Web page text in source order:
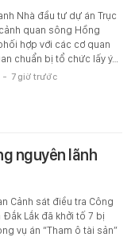
Nhà đầu tư dự án Trục
quan sông Hồng
hợp với các cơ quan
chuẩn bị tổ chức lấy ý…
- 7 giờ trước
nguyên lãnh
Cảnh sát điều tra Công
Đắk Lắk đã khởi tố 7 bị
vụ án “Tham ô tài sản”